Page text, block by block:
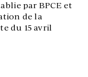
par BPCE et
de la
du 15 avril